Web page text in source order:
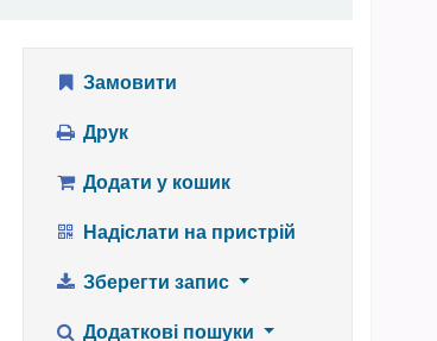
Замовити
Друк
Додати у кошик
Надіслати на пристрій
Зберегти запис
Додаткові пошуки